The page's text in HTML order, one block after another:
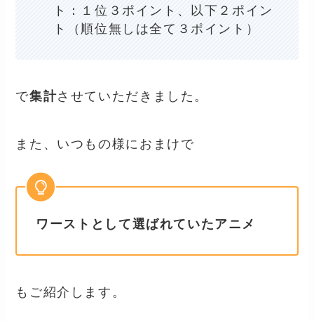
ト：１位３ポイント、以下２ポイン
ト（順位無しは全て３ポイント）
で集計させていただきました。
また、いつもの様におまけで
ワーストとして選ばれていたアニメ
もご紹介します。